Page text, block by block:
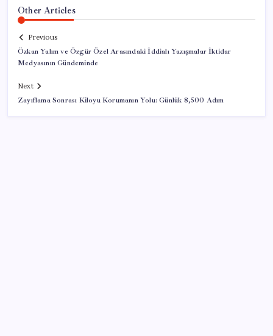
Other Articles
Previous
Özkan Yalım ve Özgür Özel Arasındaki İddialı Yazışmalar İktidar
Medyasının Gündeminde
Next
Zayıflama Sonrası Kiloyu Korumanın Yolu: Günlük 8,500 Adım